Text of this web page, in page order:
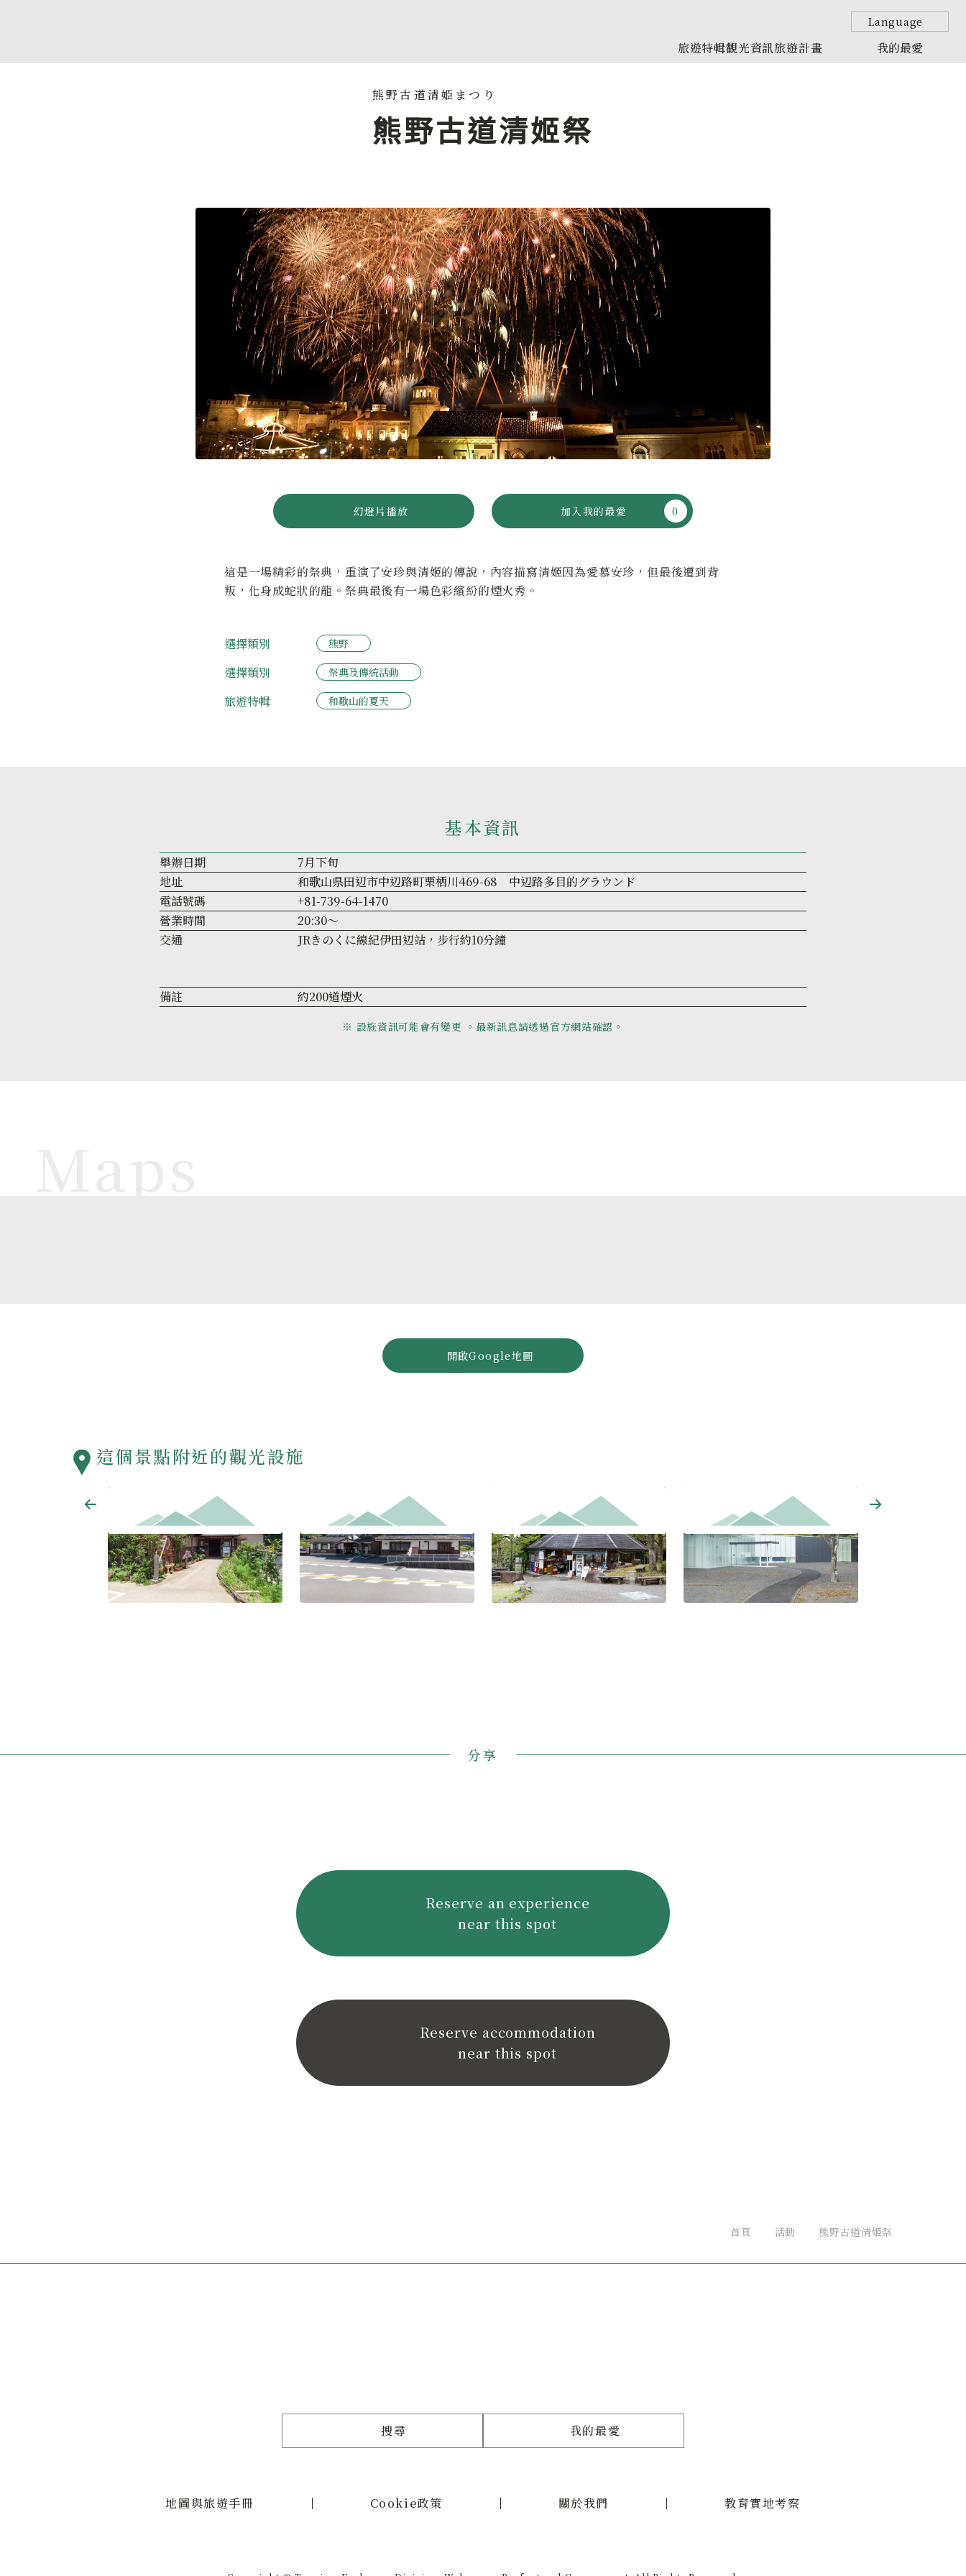
首頁 活動 熊野古道清姬祭
熊野古道清姬祭
這是一場精彩的祭典，重演了安珍與清姬的傳說，內容描寫清姬因為愛慕安珍，但最後遭到背
叛，化身成蛇狀的龍。祭典最後有一場色彩繽紛的煙火秀。
幻燈片播放 加入我的最愛
選擇類別 熊野
選擇類別 祭典及傳統活動
旅遊特輯 和歌山的夏天
基本資訊
舉辦日期
7月下旬
地址
和歌山県田辺市中辺路町栗栖川469-68 中辺路多目的グラウンド
電話號碼
+81-739-64-1470
營業時間
20:30～
交通
JRきのくに線紀伊田辺站，步行約10分鐘
備註 約200道煙火
※ 設施資訊可能會有變更 。最新訊息請透過官方網站確認。
開啟Google地圖
這個景點附近的觀光設施
熊野古道之宿 霧之鄉TAKAHARA 故鄉中心大塔 熊野古道中邊路 熊野古道なかへち美術館
分享
Reserve an experience
near this spot
Reserve accommodation
near this spot
旅遊特輯觀光資訊旅遊計畫
Language
我的最愛
搜尋 我的最愛
地圖與旅遊手冊 Cookie政策 關於我們 教育實地考察